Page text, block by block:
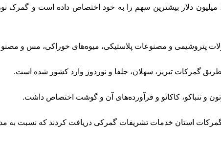
پتروشیمی و مصنوعات پلاستیکی، میوه‌های خوراکی، مس و
و تنباکو، کاکائو و فرآورده‌های آن و گوشت اختصاص داشت.